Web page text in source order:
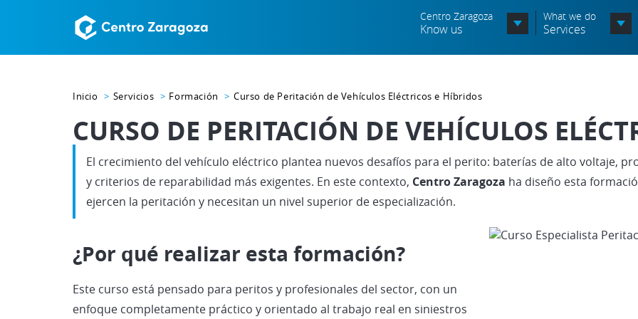
Centro Zaragoza
Know us
Órganos Consultivos
Associated Entities
Política de seguridad de la
información
Política de seguridad vial
Política medioambiental
What we do
Services
Inicio Servicios Formación Curso de Peritación de Vehículos Eléctricos e Híbridos
CURSO DE PERITACIÓN DE VEHÍCULOS
El crecimiento del vehículo eléctrico plantea nuevos desafíos para el perito: baterías de alto voltaje,
y criterios de reparabilidad más exigentes. En este contexto, Centro Zaragoza ha diseño esta
ejercen la peritación y necesitan un nivel superior de especialización.
¿Por qué realizar esta formación?
Este curso está pensado para peritos y profesionales del sector, con un
enfoque completamente práctico y orientado al trabajo real en siniestros